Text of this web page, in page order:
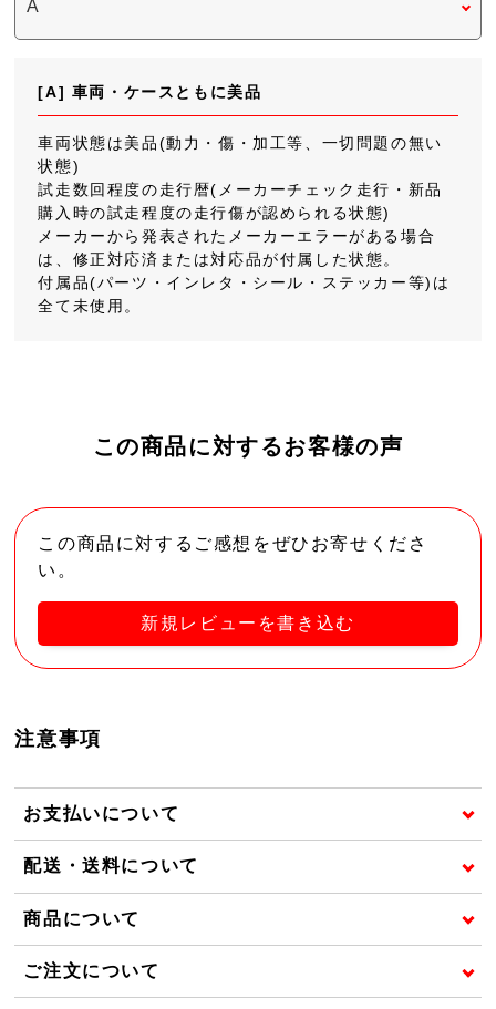
[A] 車両・ケースともに美品
車両状態は美品(動力・傷・加工等、一切問題の無い
状態)
試走数回程度の走行暦(メーカーチェック走行・新品
購入時の試走程度の走行傷が認められる状態)
メーカーから発表されたメーカーエラーがある場合
は、修正対応済または対応品が付属した状態。
付属品(パーツ・インレタ・シール・ステッカー等)は
全て未使用。
この商品に対するお客様の声
この商品に対するご感想をぜひお寄せくださ
い。
新規レビューを書き込む
注意事項
お支払いについて
配送・送料について
商品について
ご注文について